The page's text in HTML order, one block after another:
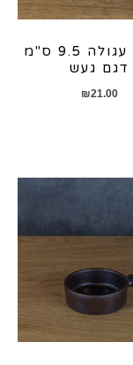
קערית עגולה 9.5 ס"מ
דגם געש
₪21.00